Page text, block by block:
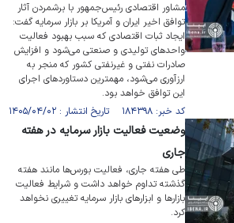
مشاور اقتصادی رئیس‌جمهور با برشمردن آثار
توافق اخیر ایران و آمریکا بر بازار سرمایه گفت:
ایجاد ثبات اقتصادی که سبب بهبود فعالیت
واحد‌های تولیدی و صنعتی می‌شود و افزایش
صادرات نفتی و غیرنفتی کشور که منجر به
ارزآوری می‌شود، مهمترین دستاورد‌های اجرای
این توافق خواهد بود.
کد خبر: ۱۸۴۳۹۸ تاریخ انتشار : ۱۴۰۵/۰۴/۰۲
وضعیت فعالیت بازار سرمایه در هفته
جاری
طی هفته جاری، فعالیت بورس‌ها مانند هفته
گذشته تداوم خواهد داشت و شرایط فعالیت
بازار‌ها و ابزار‌های بازار سرمایه تغییری نخواهد
کرد.